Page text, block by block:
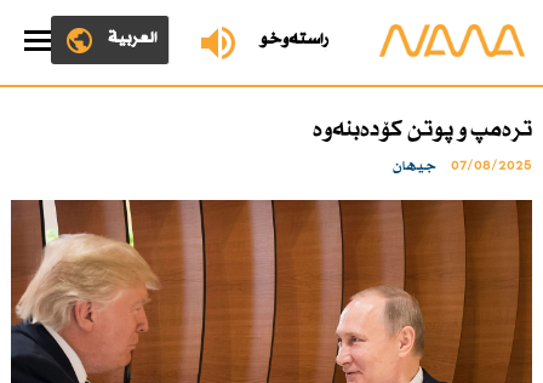
ڕاستەوخۆ العربية
ترەمپ و پوتن كۆدەبنەوە
07/08/2025 جیهان